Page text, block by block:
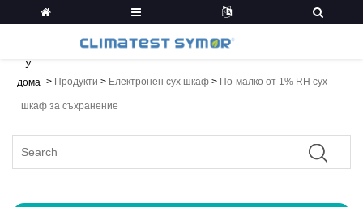
У
дома > Продукти > Електронен сух шкаф > По-малко от 1% RH сух
шкаф за съхранение